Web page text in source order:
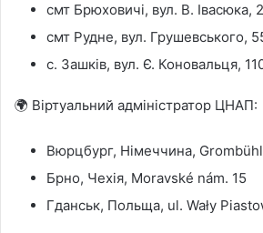
смт Брюховичі, вул. В. Івасюка,
смт Рудне, вул. Грушевського,
с. Зашків, вул. Є. Коновальця,
🌍 Віртуальний адміністратор ЦНАП:
Вюрцбург, Німеччина,
Брно, Чехія, Moravské nám. 15
Гданськ, Польща, ul. Wały